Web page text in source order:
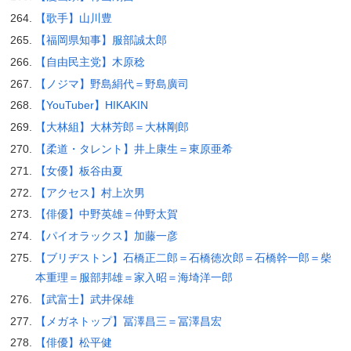
【歌手】山川豊
【福岡県知事】服部誠太郎
【自由民主党】木原稔
【ノジマ】野島絹代＝野島廣司
【YouTuber】HIKAKIN
【大林組】大林芳郎＝大林剛郎
【柔道・タレント】井上康生＝東原亜希
【女優】板谷由夏
【アクセス】村上次男
【俳優】中野英雄＝仲野太賀
【パイオラックス】加藤一彦
【ブリヂストン】石橋正二郎＝石橋徳次郎＝石橋幹一郎＝柴
本重理＝服部邦雄＝家入昭＝海埼洋一郎
【武富士】武井保雄
【メガネトップ】冨澤昌三＝冨澤昌宏
【俳優】松平健